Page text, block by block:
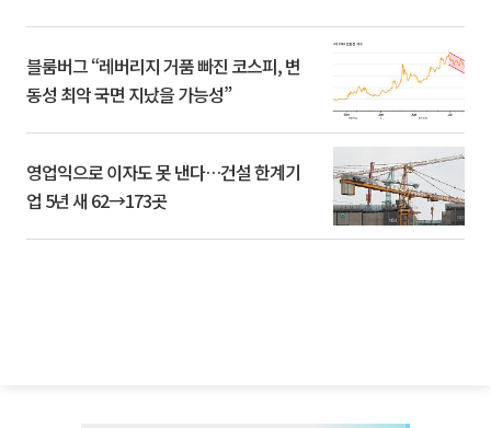
블룸버그 “레버리지 거품 빠진 코스피, 변
동성 최악 국면 지났을 가능성”
영업익으로 이자도 못 낸다…건설 한계기
업 5년 새 62→173곳